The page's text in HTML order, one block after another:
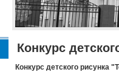
Конкурс
Конкурс детского рисунка